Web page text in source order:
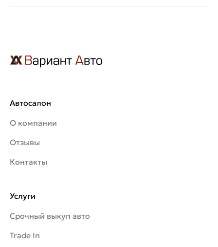
Автосалон
О компании
Отзывы
Контакты
Услуги
Срочный выкуп авто
Trade In